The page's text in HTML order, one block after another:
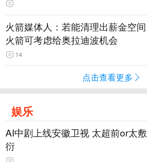
火箭媒体人：若能清理出薪金空间
火箭可考虑给奥拉迪波机会
14
点击查看更多
娱乐
AI中剧上线安徽卫视 太超前or太敷
衍